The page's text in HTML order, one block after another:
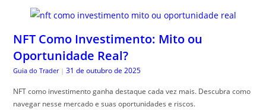
NFT Como Investimento: Mito ou
Oportunidade Real?
Guia do Trader | 31 de outubro de 2025
NFT como investimento ganha destaque cada vez mais. Descubra como
navegar nesse mercado e suas oportunidades e riscos.